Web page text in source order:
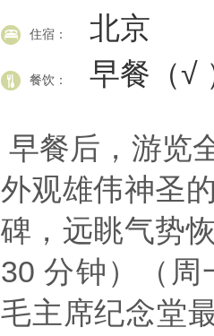
住宿： 北京
餐饮： 早餐（√
早餐后，游览
外观雄伟神圣
碑，远眺气势
30 分钟）（
毛主席纪念堂